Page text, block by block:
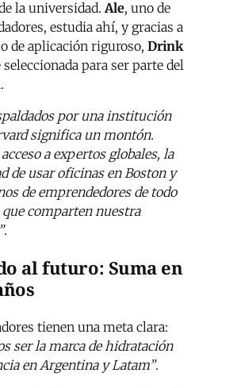
la universidad.Ale, uno de
estudia ahí, y gracias a
de aplicación riguroso, Drink
seleccionada para ser parte del
por una institución
significa un montón.
a expertos globales, la
de usar oficinas en Boston y
de emprendedores de todo
comparten nuestra
.
al futuro: Suma en
tienen una meta clara:
ser la marca de hidratación
en Argentina y Latam”.